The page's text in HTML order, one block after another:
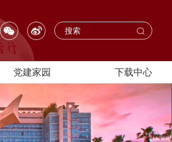
党建家园 下载中心